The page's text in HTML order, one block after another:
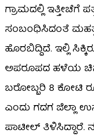
ಗ್ರಾಮದಲ್ಲಿ ಇತ್ತೀಚೆಗೆ
ಸಂಬಂಧಿಸಿದಂತೆ
ಹೊರಬಿದ್ದಿದೆ. ಇಲ್ಲಿ
ಅಪರೂಪದ ಹಳೆಯ
ಬರೋಬ್ಬರಿ 8 ಕೋಟಿ
ಎಂದು ಗದಗ ಜಿಲ್ಲಾ
ಪಾಟೀಲ್